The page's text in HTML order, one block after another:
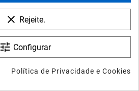
Avène DERMABSOLU
31,44 €Preço
clear Rejeite.
tune Configurar
Política de Privacidade e Cookies